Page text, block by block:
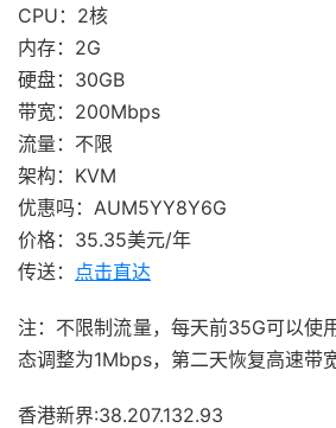
CPU：2核
内存：2G
硬盘：30GB
带宽：200Mbps
流量：不限
架构：KVM
优惠吗：AUM5YY8Y6G
价格：35.35美元/年
传送： 点击直达
注：不限制流量，每天前35G可以使
态调整为1Mbps，第二天恢复高速带宽
香港新界:38.207.132.93